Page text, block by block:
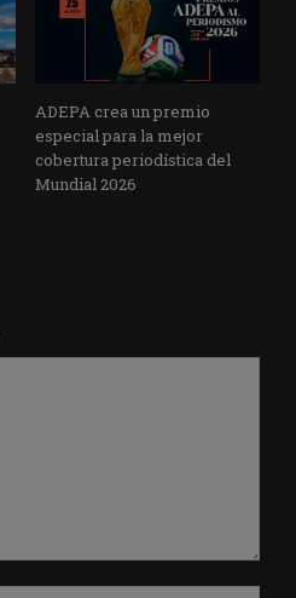
ADEPA crea un premio
especial para la mejor
cobertura periodística del
Mundial 2026